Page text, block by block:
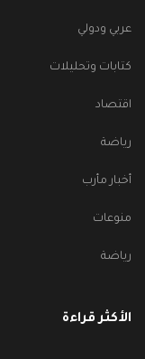
عربي ودولي
كتابات وتحليلات
اقتصاد
رياضة
أخبار مأرب
منوعات
رياضة
الأكثر قراءة